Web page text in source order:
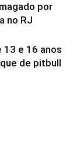
por
no RJ
13 e 16 anos
de pitbull